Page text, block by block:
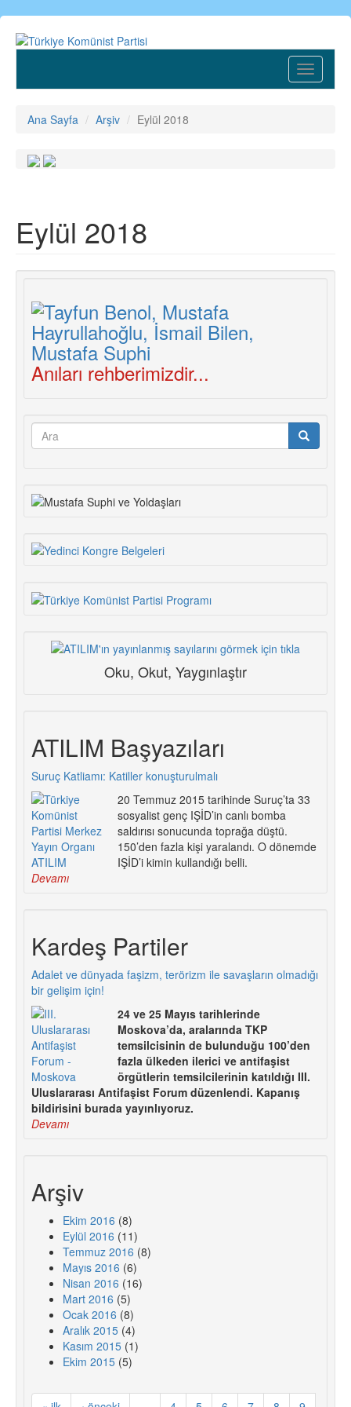
Ana
içeriğe
Toggle
Ana Sayfa Arşiv Eylül 2018
Eylül 2018
Anıları rehberimizdir...
Arama
Oku, Okut, Yaygınlaştır
ATILIM Başyazıları
Suruç Katliamı: Katiller konuşturulmalı
20 Temmuz 2015 tarihinde Suruç’ta 33
sosyalist genç IŞİD’in canlı bomba
saldırısı sonucunda toprağa düştü.
150’den fazla kişi yaralandı. O dönemde
IŞİD’i kimin kullandığı belli.
Devamı
Kardeş Partiler
Adalet ve dünyada faşizm, terörizm ile savaşların olmadığı
bir gelişim için!
24 ve 25 Mayıs tarihlerinde
Moskova’da, aralarında TKP
temsilcisinin de bulunduğu 100’den
fazla ülkeden ilerici ve antifaşist
örgütlerin temsilcilerinin katıldığı III.
Uluslararası Antifaşist Forum düzenlendi. Kapanış
bildirisini burada yayınlıyoruz.
Devamı
Arşiv
Ekim 2016 (8)
Eylül 2016 (11)
Temmuz 2016 (8)
Mayıs 2016 (6)
Nisan 2016 (16)
Mart 2016 (5)
Ocak 2016 (8)
Aralık 2015 (4)
Kasım 2015 (1)
Ekim 2015 (5)